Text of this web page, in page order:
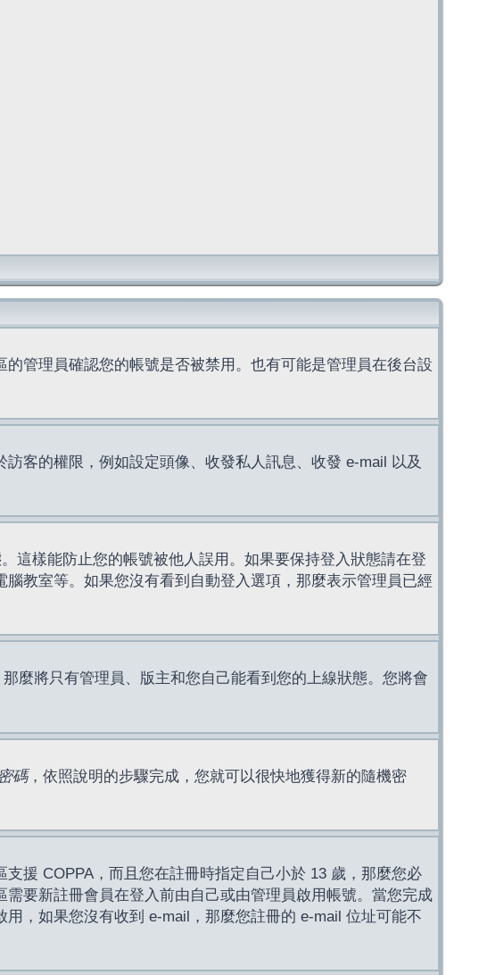
管理員確認您的帳號是否被禁用。也有可能是管理員在後台設
客的權限，例如設定頭像、收發私人訊息、收發 e-mail 以及
這樣能防止您的帳號被他人誤用。如果要保持登入狀態請在登
教室等。如果您沒有看到自動登入選項，那麼表示管理員已經
那麼將只有管理員、版主和您自己能看到您的上線狀態。您將會
碼，依照說明的步驟完成，您就可以很快地獲得新的隨機密
援 COPPA，而且您在註冊時指定自己小於 13 歲，那麼您必
要新註冊會員在登入前由自己或由管理員啟用帳號。當您完成
，如果您沒有收到 e-mail，那麼您註冊的 e-mail 位址可能不